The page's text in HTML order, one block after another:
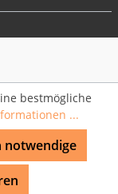
bestmögliche
...
notwendige